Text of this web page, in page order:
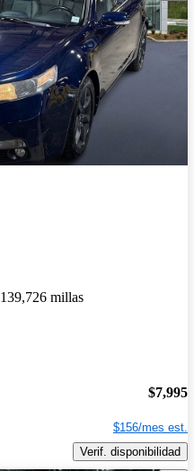
139,726 millas
$7,995
$156/mes est.
Verif. disponibilidad